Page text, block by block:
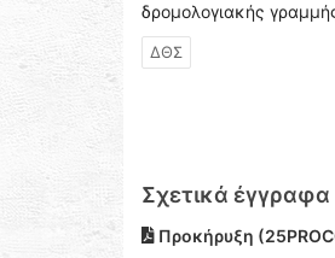
δρομολογιακής
ΔΘΣ
Σχετικά έγγραφα
Προκήρυξη